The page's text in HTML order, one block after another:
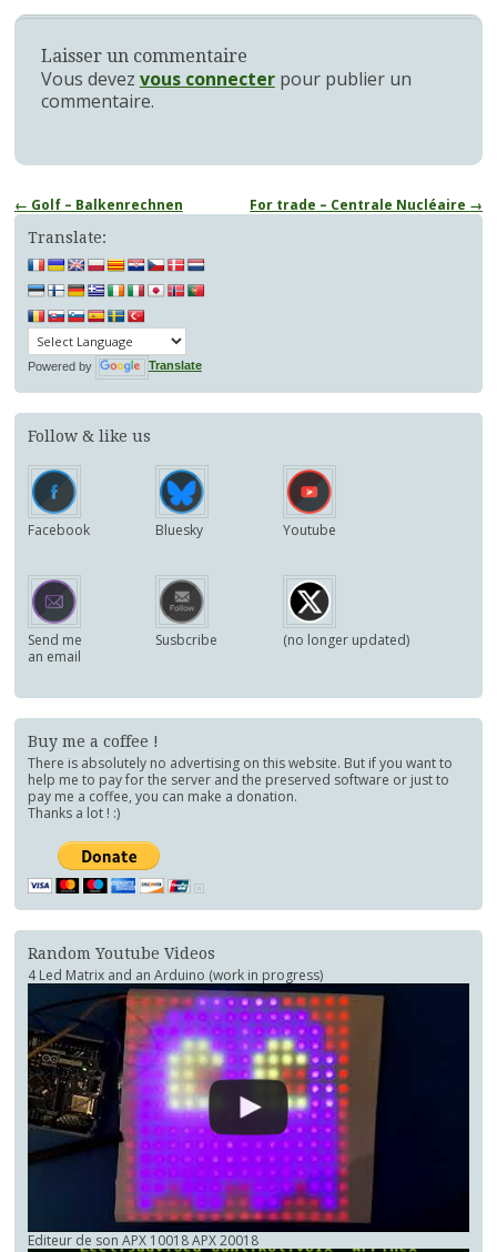
Laisser un commentaire
Vous devez vous connecterpour publier un
commentaire.
Navigation
des
articles
← Golf – Balkenrechnen For trade – Centrale Nucléaire →
Translate:
Powered by Translate
Follow & like us
Facebook Bluesky Youtube
Send me
an email
Susbcribe (no longer updated)
Buy me a coffee !
There is absolutely no advertising on this website. But if you want to
help me to pay for the server and the preserved software or just to
pay me a coffee, you can make a donation.
Thanks a lot ! :)
Random Youtube Videos
4 Led Matrix and an Arduino (work in progress)
Editeur de son APX 10018 APX 20018